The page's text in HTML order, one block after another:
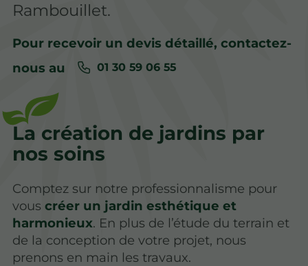
Rambouillet.
Pour recevoir un devis détaillé, contactez-
nous au
01 30 59 06 55
La création de jardins par
nos soins
Comptez sur notre professionnalisme pour
vouscréer un jardin esthétique et
harmonieux. En plus de l’étude du terrain et
de la conception de votre projet, nous
prenons en main les travaux.